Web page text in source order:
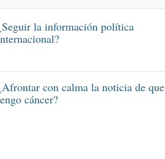
la información política
con calma la noticia de que
cáncer?